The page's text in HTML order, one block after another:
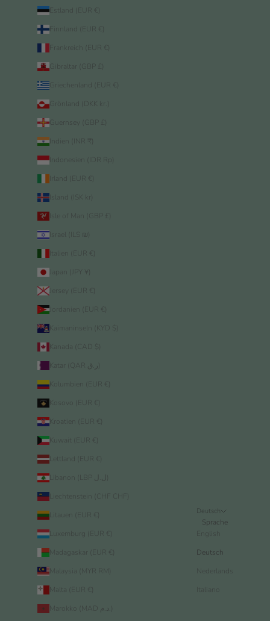
Estland (EUR €)
Finnland (EUR €)
Frankreich (EUR €)
Gibraltar (GBP £)
Griechenland (EUR €)
Grönland (DKK kr.)
Guernsey (GBP £)
Indien (INR ₹)
Indonesien (IDR Rp)
Irland (EUR €)
Island (ISK kr)
Isle of Man (GBP £)
Israel (ILS ₪)
Italien (EUR €)
Japan (JPY ¥)
Jersey (EUR €)
Jordanien (EUR €)
Kaimaninseln (KYD $)
Kanada (CAD $)
Kolumbien (EUR €)
Kroatien (EUR €)
Kuwait (EUR €)
Lettland (EUR €)
Liechtenstein (CHF CHF)
Litauen (EUR €)
Luxemburg (EUR €)
Madagaskar (EUR €)
Malaysia (MYR RM)
Malta (EUR €)
Deutsch
Sprache
English
Deutsch
Nederlands
Italiano